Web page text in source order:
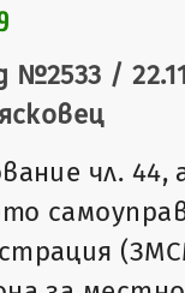
№2533 /
чл. 44,